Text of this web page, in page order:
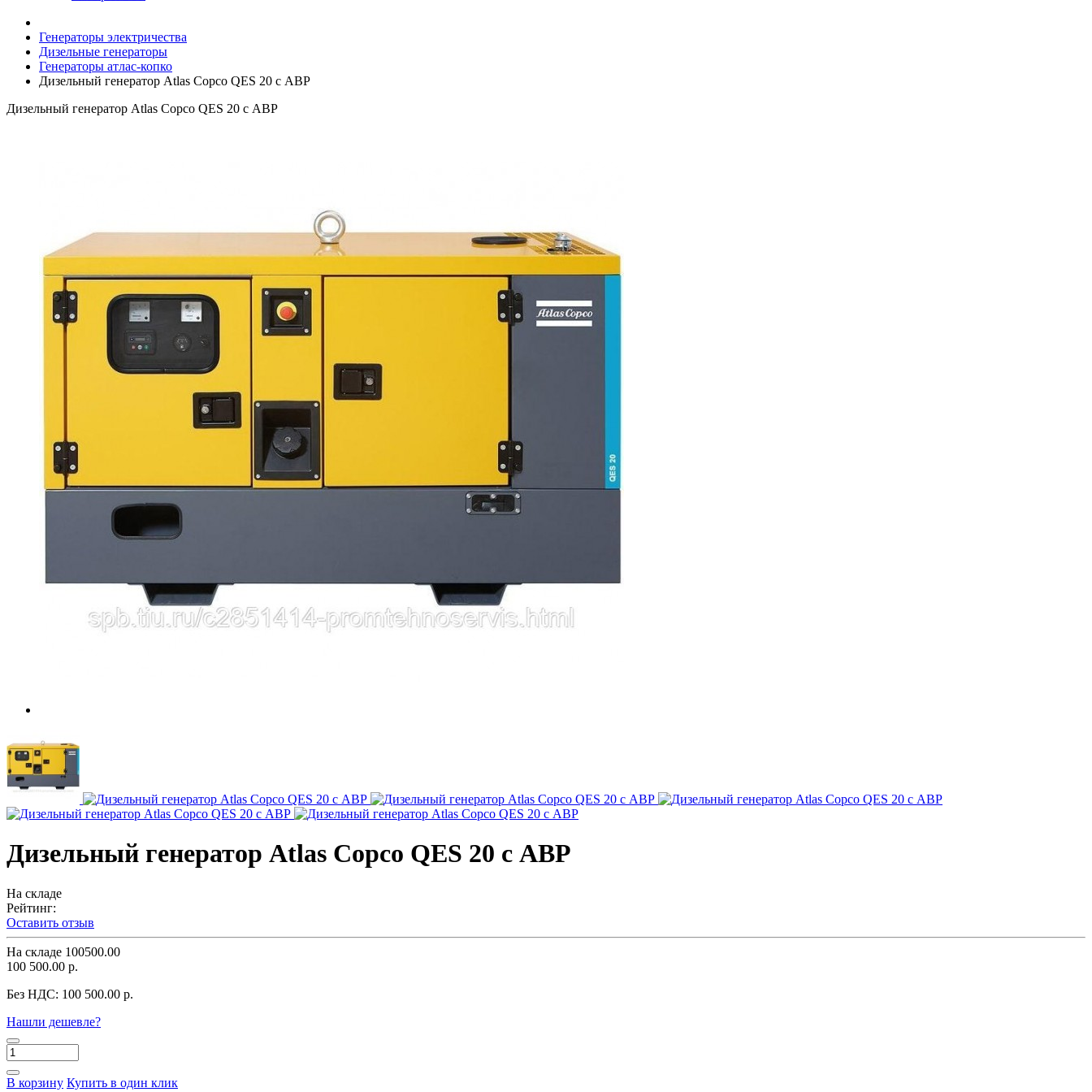
Генераторы электричества
Дизельные генераторы
Генераторы атлас-копко
Дизельный генератор Atlas Copco QES 20 с АВР
Дизельный генератор Atlas Copco QES 20 с АВР
Дизельный генератор Atlas Copco QES 20 с АВР
На складе
Рейтинг:
Оставить отзыв
На складе 100500.00
100 500.00 р.
Без НДС: 100 500.00 р.
Нашли дешевле?
В корзину Купить в один клик